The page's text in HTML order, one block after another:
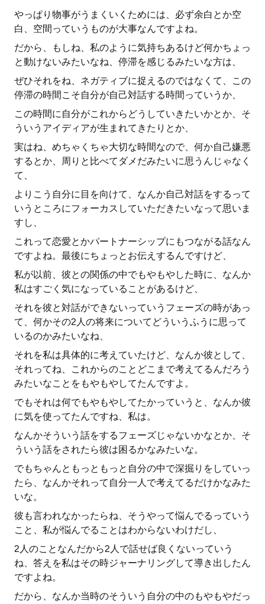
やっぱり物事がうまくいくためには、必ず余白とか空
白、空間っていうものが大事なんですよね。
だから、もしね、私のように気持ちあるけど何かちょっ
と動けないみたいなね、停滞を感じるみたいな方は、
ぜひそれをね、ネガティブに捉えるのではなくて、この
停滞の時間こそ自分が自己対話する時間っていうか、
この時間に自分がこれからどうしていきたいかとか、そ
ういうアイディアが生まれてきたりとか、
実はね、めちゃくちゃ大切な時間なので、何か自己嫌悪
するとか、周りと比べてダメだみたいに思うんじゃなく
て、
よりこう自分に目を向けて、なんか自己対話をするって
いうところにフォーカスしていただきたいなって思いま
すし、
これって恋愛とかパートナーシップにもつながる話なん
ですよね。最後にちょっとお伝えするんですけど、
私が以前、彼との関係の中でもやもやした時に、なんか
私はすごく気になっていることがあるけど、
それを彼と対話ができないっていうフェーズの時があっ
て、何かその2人の将来についてどういうふうに思って
いるのかみたいなね、
それを私は具体的に考えていたけど、なんか彼として、
それってね、これからのことどこまで考えてるんだろう
みたいなことをもやもやしてたんですよ。
でもそれは何でもやもやしてたかっていうと、なんか彼
に気を使ってたんですね、私は。
なんかそういう話をするフェーズじゃないかなとか、そ
ういう話をされたら彼は困るかなみたいな。
でもちゃんともっともっと自分の中で深掘りをしていっ
たら、なんかそれって自分一人で考えてるだけかなみた
いな。
彼も言われなかったらね、そうやって悩んでるっていう
こと、私が悩んでることはわからないわけだし、
2人のことなんだから2人で話せば良くないっていう
ね、答えを私はその時ジャーナリングして導き出したん
ですよね。
だから、なんか当時のそういう自分の中のもやもやだっ